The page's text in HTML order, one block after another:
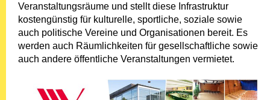
Veranstaltungsräume und stellt diese Infrastruktur
kostengünstig für kulturelle, sportliche, soziale sowie
auch politische Vereine und Organisationen bereit. Es
werden auch Räumlichkeiten für gesellschaftliche sowie
auch andere öffentliche Veranstaltungen vermietet.